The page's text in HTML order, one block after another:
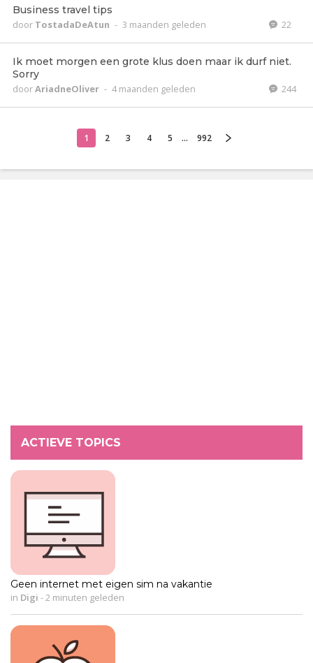
Business travel tips
door TostadaDeAtun - 3 maanden geleden 22
Ik moet morgen een grote klus doen maar ik durf niet.
Sorry
doorAriadneOliver - 4 maanden geleden 244
1 2 3 4 5 ... 992
ACTIEVE TOPICS
Geen internet met eigen sim na vakantie
in Digi - 2 minuten geleden